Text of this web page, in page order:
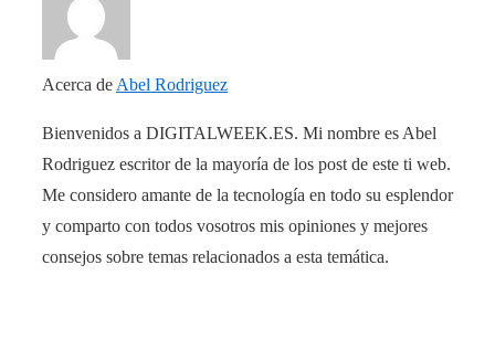
Acerca deAbel Rodriguez
Bienvenidos a DIGITALWEEK.ES. Mi nombre es Abel
Rodriguez escritor de la mayoría de los post de este ti web.
Me considero amante de la tecnología en todo su esplendor
y comparto con todos vosotros mis opiniones y mejores
consejos sobre temas relacionados a esta temática.